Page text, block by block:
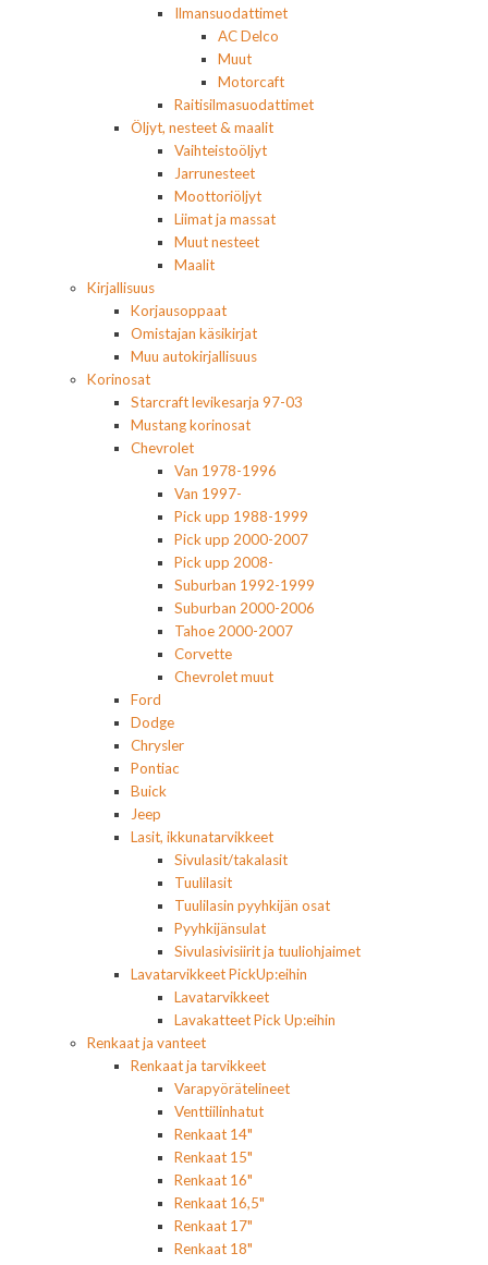
Ilmansuodattimet
AC Delco
Muut
Motorcaft
Raitisilmasuodattimet
Öljyt, nesteet & maalit
Vaihteistoöljyt
Jarrunesteet
Moottoriöljyt
Liimat ja massat
Muut nesteet
Maalit
Kirjallisuus
Korjausoppaat
Omistajan käsikirjat
Muu autokirjallisuus
Korinosat
Starcraft levikesarja 97-03
Mustang korinosat
Chevrolet
Van 1978-1996
Van 1997-
Pick upp 1988-1999
Pick upp 2000-2007
Pick upp 2008-
Suburban 1992-1999
Suburban 2000-2006
Tahoe 2000-2007
Corvette
Chevrolet muut
Ford
Dodge
Chrysler
Pontiac
Buick
Jeep
Lasit, ikkunatarvikkeet
Sivulasit/takalasit
Tuulilasit
Tuulilasin pyyhkijän osat
Pyyhkijänsulat
Sivulasivisiirit ja tuuliohjaimet
Lavatarvikkeet PickUp:eihin
Lavatarvikkeet
Lavakatteet Pick Up:eihin
Renkaat ja vanteet
Renkaat ja tarvikkeet
Varapyörätelineet
Venttiilinhatut
Renkaat 14"
Renkaat 15"
Renkaat 16"
Renkaat 16,5"
Renkaat 17"
Renkaat 18"